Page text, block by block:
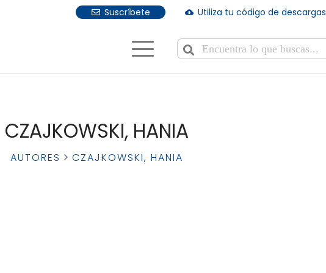
Suscríbete cloud_download Utiliza tu código de descargas
CZAJKOWSKI, HANIA
AUTORES CZAJKOWSKI, HANIA